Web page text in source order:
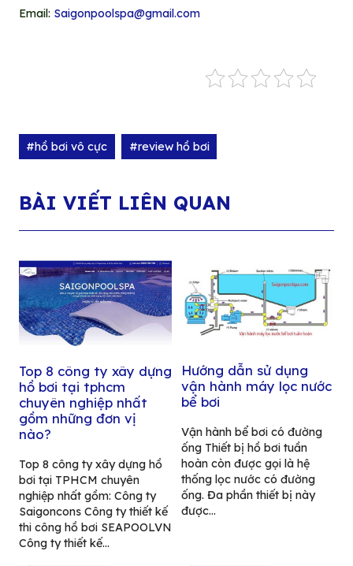
Email: Saigonpoolspa@gmail.com
#hồ bơi vô cực #review hồ bơi
BÀI VIẾT LIÊN QUAN
Top 8 công ty xây dựng
hồ bơi tại tphcm
chuyên nghiệp nhất
gồm những đơn vị
nào?
Top 8 công ty xây dựng hồ
bơi tại TPHCM chuyên
nghiệp nhất gồm: Công ty
Saigoncons Công ty thiết kế
thi công hồ bơi SEAPOOLVN
Công ty thiết kế...
Hướng dẫn sử dụng
vận hành máy lọc nước
bể bơi
Vận hành bể bơi có đường
ống Thiết bị hồ bơi tuần
hoàn còn được gọi là hệ
thống lọc nước có đường
ống. Đa phần thiết bị này
được...